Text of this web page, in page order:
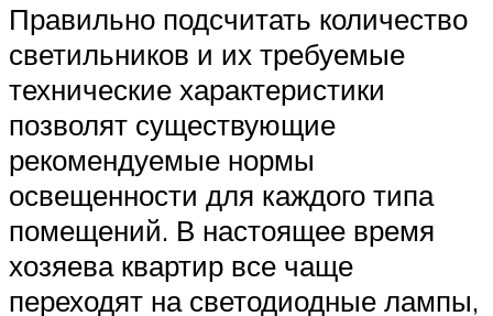
Правильно подсчитать количество
светильников и их требуемые
технические характеристики
позволят существующие
рекомендуемые нормы
освещенности для каждого типа
помещений. В настоящее время
хозяева квартир все чаще
переходят на светодиодные лампы,